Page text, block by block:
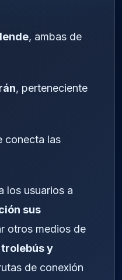
, ambas de
, perteneciente
conecta las
los usuarios a
sus
otros medios de
trolebús y
de conexión